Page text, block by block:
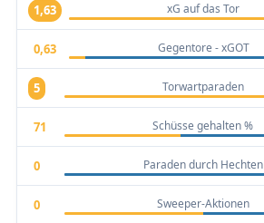
1,63 xG auf das Tor
0,63 Gegentore - xGOT
5 Torwartparaden
71 Schüsse gehalten %
0 Paraden durch Hechten
0 Sweeper-Aktionen